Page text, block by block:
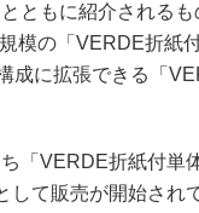
ともに紹介される
模の「VERDE折紙
成に拡張できる「
「VERDE折紙付単
して販売が開始され